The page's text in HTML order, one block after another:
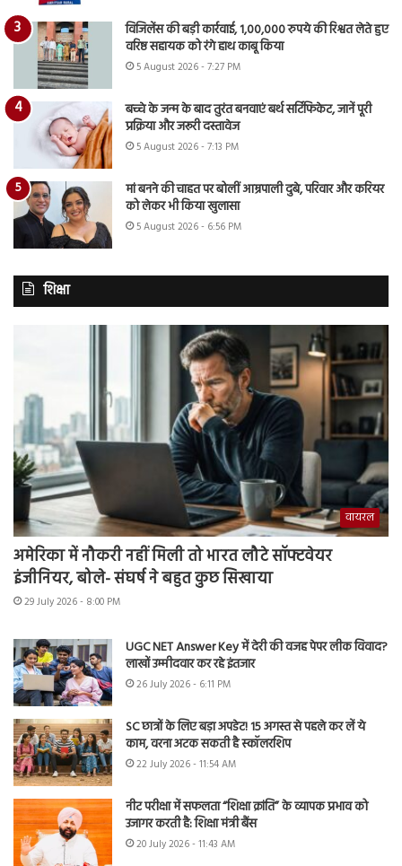
विजिलेंस की बड़ी कार्रवाई, 1,00,000 रुपये की रिश्वत लेते हुए
वरिष्ठ सहायक को रंगे हाथ काबू किया
5 August 2026 - 7:27 PM
बच्चे के जन्म के बाद तुरंत बनवाएं बर्थ सर्टिफिकेट, जानें पूरी
प्रक्रिया और जरूरी दस्तावेज
5 August 2026 - 7:13 PM
मां बनने की चाहत पर बोलीं आम्रपाली दुबे, परिवार और करियर
को लेकर भी किया खुलासा
5 August 2026 - 6:56 PM
शिक्षा
वायरल
अमेरिका में नौकरी नहीं मिली तो भारत लौटे सॉफ्टवेयर
इंजीनियर, बोले- संघर्ष ने बहुत कुछ सिखाया
29 July 2026 - 8:00 PM
UGC NET Answer Key में देरी की वजह पेपर लीक विवाद?
लाखों उम्मीदवार कर रहे इंतजार
26 July 2026 - 6:11 PM
SC छात्रों के लिए बड़ा अपडेट! 15 अगस्त से पहले कर लें ये
काम, वरना अटक सकती है स्कॉलरशिप
22 July 2026 - 11:54 AM
नीट परीक्षा में सफलता “शिक्षा क्रांति” के व्यापक प्रभाव को
उजागर करती है: शिक्षा मंत्री बैंस
20 July 2026 - 11:43 AM